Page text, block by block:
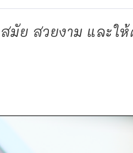
ย สวยงาม และใ